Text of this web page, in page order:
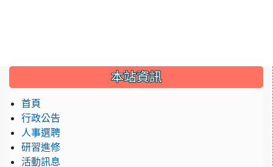
::: 本站資訊
首頁
行政公告
人事選聘
研習進修
活動訊息